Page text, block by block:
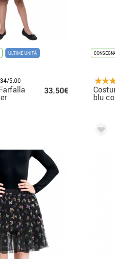
ULTIME UNITÀ
5.00
33.50€
blu